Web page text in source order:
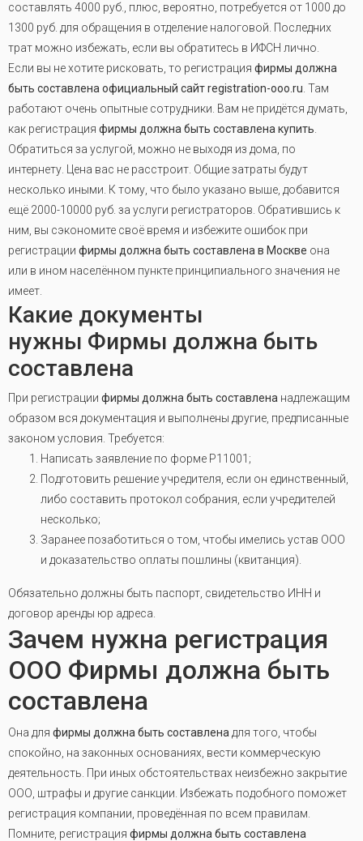
составлять 4000 руб., плюс, вероятно, потребуется от 1000 до
1300 руб. для обращения в отделение налоговой. Последних
трат можно избежать, если вы обратитесь в ИФСН лично.
Если вы не хотите рисковать, то регистрация фирмы должна
быть составлена официальный сайт registration-ooo.ru . Там
работают очень опытные сотрудники. Вам не придётся думать,
как регистрация фирмы должна быть составлена купить
Обратиться за услугой, можно не выходя из дома, по
интернету. Цена вас не расстроит. Общие затраты будут
несколько иными. К тому, что было указано выше, добавится
ещё 2000-10000 руб. за услуги регистраторов. Обратившись к
ним, вы сэкономите своё время и избежите ошибок при
регистрации фирмы должна быть составлена в Москве она
или в ином населённом пункте принципиального значения не
имеет.
Какие документы
нужны Фирмы должна быть
составлена
При регистрации фирмы должна быть составлена надлежащим
образом вся документация и выполнены другие, предписанные
законом условия. Требуется:
Написать заявление по форме Р11001;
Подготовить решение учредителя, если он единственный,
либо составить протокол собрания, если учредителей
несколько;
Заранее позаботиться о том, чтобы имелись устав ООО
и доказательство оплаты пошлины (квитанция).
Обязательно должны быть паспорт, свидетельство ИНН и
договор аренды юр адреса.
Зачем нужна регистрация
ООО Фирмы должна быть
составлена
Она для фирмы должна быть составлена для того, чтобы
спокойно, на законных основаниях, вести коммерческую
деятельность. При иных обстоятельствах неизбежно закрытие
ООО, штрафы и другие санкции. Избежать подобного поможет
регистрация компании, проведённая по всем правилам.
Помните, регистрация фирмы должна быть составлена